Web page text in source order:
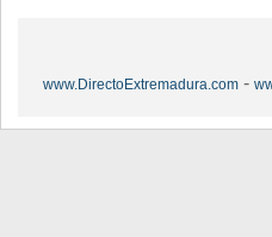
www.DirectoExtremadura.com -